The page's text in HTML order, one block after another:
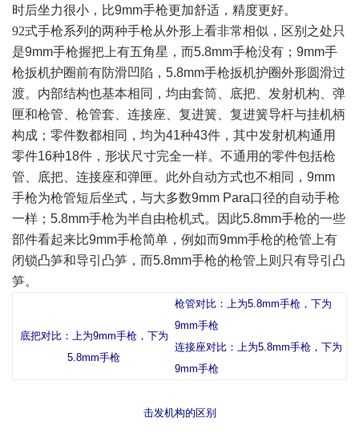
时后坐力很小，比9mm手枪更加舒适，精度更好。
92式手枪系列的两种手枪从外形上看非常相似，区别之处只
是9mm手枪握把上有五角星，而5.8mm手枪没有；9mm手
枪扳机护圈前有防滑凹陷，5.8mm手枪扳机护圈外形圆滑过
渡。内部结构也基本相同，均由套筒、底把、发射机构、弹
匣和枪管、枪管套、连接座、复进簧、复进簧导杆与挂机柄
构成；零件数都相同，均为41种43件，其中发射机构通用
零件16种18件，形状尺寸完全一样。不通用的零件包括枪
管、底把、连接座和弹匣。此外自动方式也不相同，9mm
手枪为枪管短后坐式，与大多数9mm Para口径的自动手枪
一样；5.8mm手枪为半自由枪机式。因此5.8mm手枪的一些
部件看起来比9mm手枪简单，例如而9mm手枪的枪管上有
闭锁凸笋和导引凸笋，而5.8mm手枪的枪管上则只有导引凸
笋。
底把对比：上为9mm手枪，下为
5.8mm手枪
枪管对比：上为5.8mm手枪，下为
9mm手枪
连接座对比：上为5.8mm手枪，下为
9mm手枪
击发机构的区别